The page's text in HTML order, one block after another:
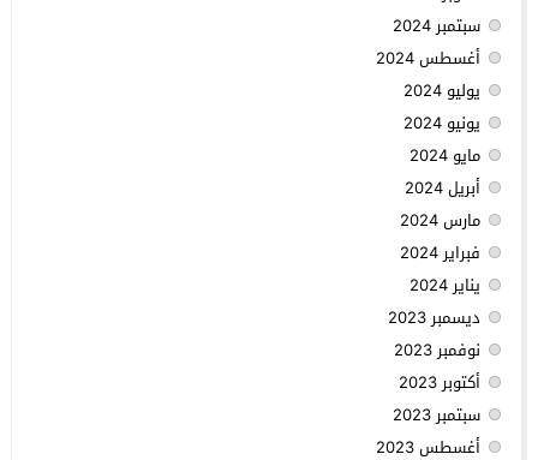
سبتمبر 2024
أغسطس 2024
يوليو 2024
يونيو 2024
مايو 2024
أبريل 2024
مارس 2024
فبراير 2024
يناير 2024
ديسمبر 2023
نوفمبر 2023
أكتوبر 2023
سبتمبر 2023
أغسطس 2023